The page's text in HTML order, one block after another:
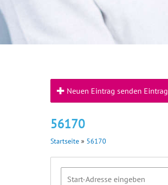
Neuen Eintrag senden Eintrag
56170
Startseite » 56170